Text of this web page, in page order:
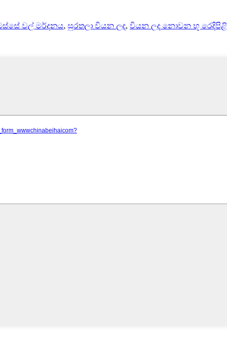
වල් මර්දනය, සුරතලා වියන ලද, වියන ලද නොවන භූ රෙදිපිළි